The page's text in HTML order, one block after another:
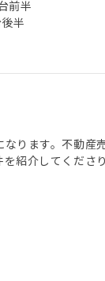
前半
半
ります。不動
紹介してくださ